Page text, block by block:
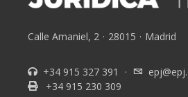
Calle Amaniel, 2 · 28015 · Madrid
+34 915 327 391 ·
+34 915 230 309